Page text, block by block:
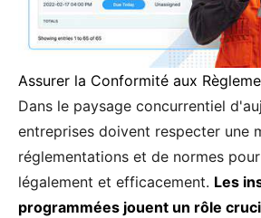
Assurer la Conformité aux
Dans le paysage concurrentiel
entreprises doivent respecter une
réglementations et de normes
légalement et efficacement. Les
programmées jouent un rôle